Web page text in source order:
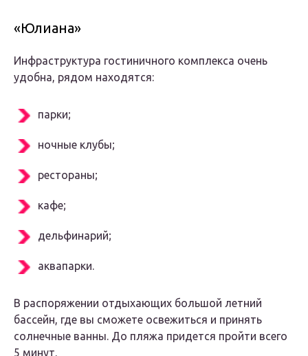
«Юлиана»
Инфраструктура гостиничного комплекса очень
удобна, рядом находятся:
парки;
ночные клубы;
рестораны;
кафе;
дельфинарий;
аквапарки.
В распоряжении отдыхающих большой летний
бассейн, где вы сможете освежиться и принять
солнечные ванны. До пляжа придется пройти всего
5 минут.